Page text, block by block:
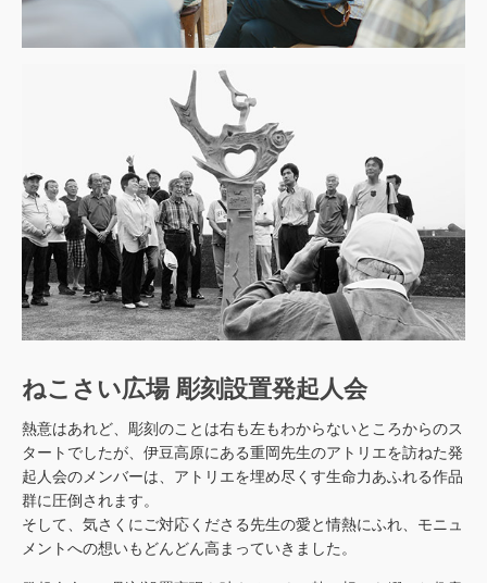
ねこさい広場 彫刻設置発起人会
熱意はあれど、彫刻のことは右も左もわからないところからのス
タートでしたが、伊豆高原にある重岡先生のアトリエを訪ねた発
起人会のメンバーは、アトリエを埋め尽くす生命力あふれる作品
群に圧倒されます。
そして、気さくにご対応くださる先生の愛と情熱にふれ、モニュ
メントへの想いもどんどん高まっていきました。